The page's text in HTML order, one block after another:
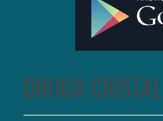
DROGA CRISTAL